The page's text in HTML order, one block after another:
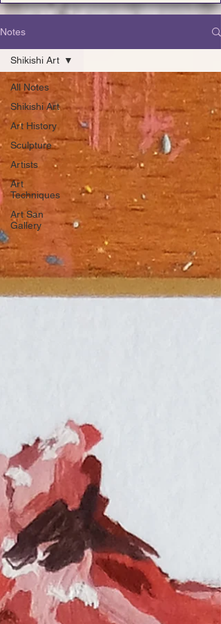
Notes
All Notes
Shikishi Art
Art History
Sculpture
Artists
Art
Techniques
Art San
Gallery
Shikishi Art